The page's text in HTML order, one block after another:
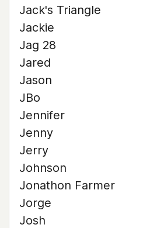
Jack's Triangle
Jackie
Jag 28
Jared
Jason
JBo
Jennifer
Jenny
Jerry
Johnson
Jonathon Farmer
Jorge
Josh